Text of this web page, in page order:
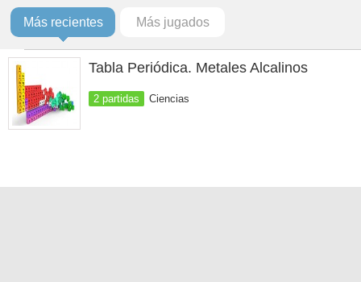
Más recientes Más jugados
Tabla Periódica. Metales Alcalinos
2 partidas Ciencias